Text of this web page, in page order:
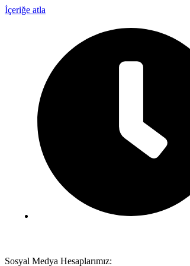
İçeriğe atla
Sosyal Medya Hesaplarımız: